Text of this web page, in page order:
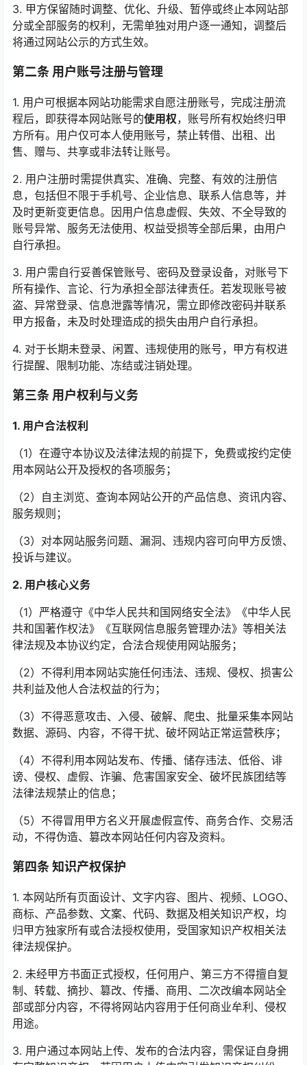
3. 甲方保留随时调整、优化、升级、暂停或终止本网站部
分或全部服务的权利，无需单独对用户逐一通知，调整后
将通过网站公示的方式生效。
第二条 用户账号注册与管理
1. 用户可根据本网站功能需求自愿注册账号，完成注册流
程后，即获得本网站账号的使用权，账号所有权始终归甲
方所有。用户仅可本人使用账号，禁止转借、出租、出
售、赠与、共享或非法转让账号。
2. 用户注册时需提供真实、准确、完整、有效的注册信
息，包括但不限于手机号、企业信息、联系人信息等，并
及时更新变更信息。因用户信息虚假、失效、不全导致的
账号异常、服务无法使用、权益受损等全部后果，由用户
自行承担。
3. 用户需自行妥善保管账号、密码及登录设备，对账号下
所有操作、言论、行为承担全部法律责任。若发现账号被
盗、异常登录、信息泄露等情况，需立即修改密码并联系
甲方报备，未及时处理造成的损失由用户自行承担。
4. 对于长期未登录、闲置、违规使用的账号，甲方有权进
行提醒、限制功能、冻结或注销处理。
第三条 用户权利与义务
1. 用户合法权利
（1）在遵守本协议及法律法规的前提下，免费或按约定使
用本网站公开及授权的各项服务；
（2）自主浏览、查询本网站公开的产品信息、资讯内容、
服务规则；
（3）对本网站服务问题、漏洞、违规内容可向甲方反馈、
投诉与建议。
2. 用户核心义务
（1）严格遵守《中华人民共和国网络安全法》《中华人民
共和国著作权法》《互联网信息服务管理办法》等相关法
律法规及本协议约定，合法合规使用网站服务；
（2）不得利用本网站实施任何违法、违规、侵权、损害公
共利益及他人合法权益的行为；
（3）不得恶意攻击、入侵、破解、爬虫、批量采集本网站
数据、源码、内容，不得干扰、破坏网站正常运营秩序；
（4）不得利用本网站发布、传播、储存违法、低俗、诽
谤、侵权、虚假、诈骗、危害国家安全、破坏民族团结等
法律法规禁止的信息；
（5）不得冒用甲方名义开展虚假宣传、商务合作、交易活
动，不得伪造、篡改本网站任何内容及资料。
第四条 知识产权保护
1. 本网站所有页面设计、文字内容、图片、视频、LOGO、
商标、产品参数、文案、代码、数据及相关知识产权，均
归甲方独家所有或合法授权使用，受国家知识产权相关法
律法规保护。
2. 未经甲方书面正式授权，任何用户、第三方不得擅自复
制、转载、摘抄、篡改、传播、商用、二次改编本网站全
部或部分内容，不得将网站内容用于任何商业牟利、侵权
用途。
3. 用户通过本网站上传、发布的合法内容，需保证自身拥